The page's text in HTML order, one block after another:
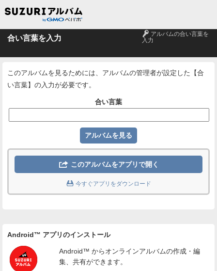
合い言葉を入力 🔑 アルバムの合い言葉を
入力
このアルバムを見るためには、アルバムの管理者が設定した【合
い言葉】の入力が必要です。
合い言葉
 このアルバムをアプリで開く
 今すぐアプリをダウンロード
Android™ アプリのインストール
Android™ からオンラインアルバムの作成・編
集、共有ができます。